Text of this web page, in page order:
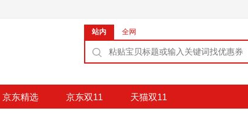
站内 全网
京东精选 京东双11 天猫双11